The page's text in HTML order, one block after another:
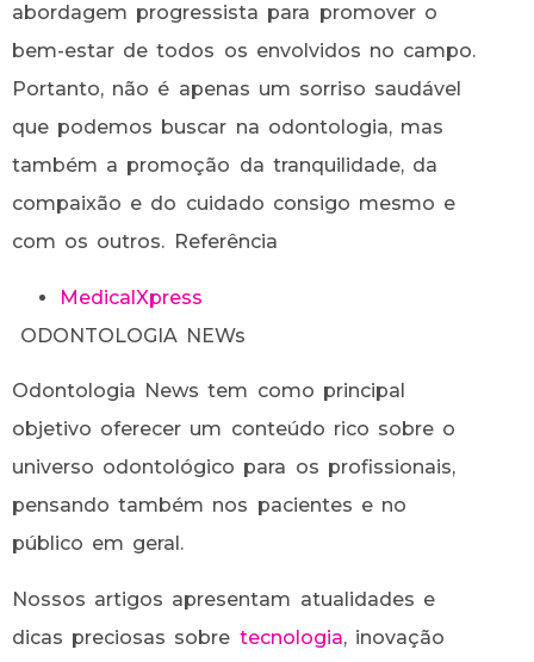
abordagem progressista para promover o
bem-estar de todos os envolvidos no campo.
Portanto, não é apenas um sorriso saudável
que podemos buscar na odontologia, mas
também a promoção da tranquilidade, da
compaixão e do cuidado consigo mesmo e
com os outros. Referência
MedicalXpress
ODONTOLOGIA NEWs
Odontologia News tem como principal
objetivo oferecer um conteúdo rico sobre o
universo odontológico para os profissionais,
pensando também nos pacientes e no
público em geral.
Nossos artigos apresentam atualidades e
dicas preciosas sobre tecnologia, inovação